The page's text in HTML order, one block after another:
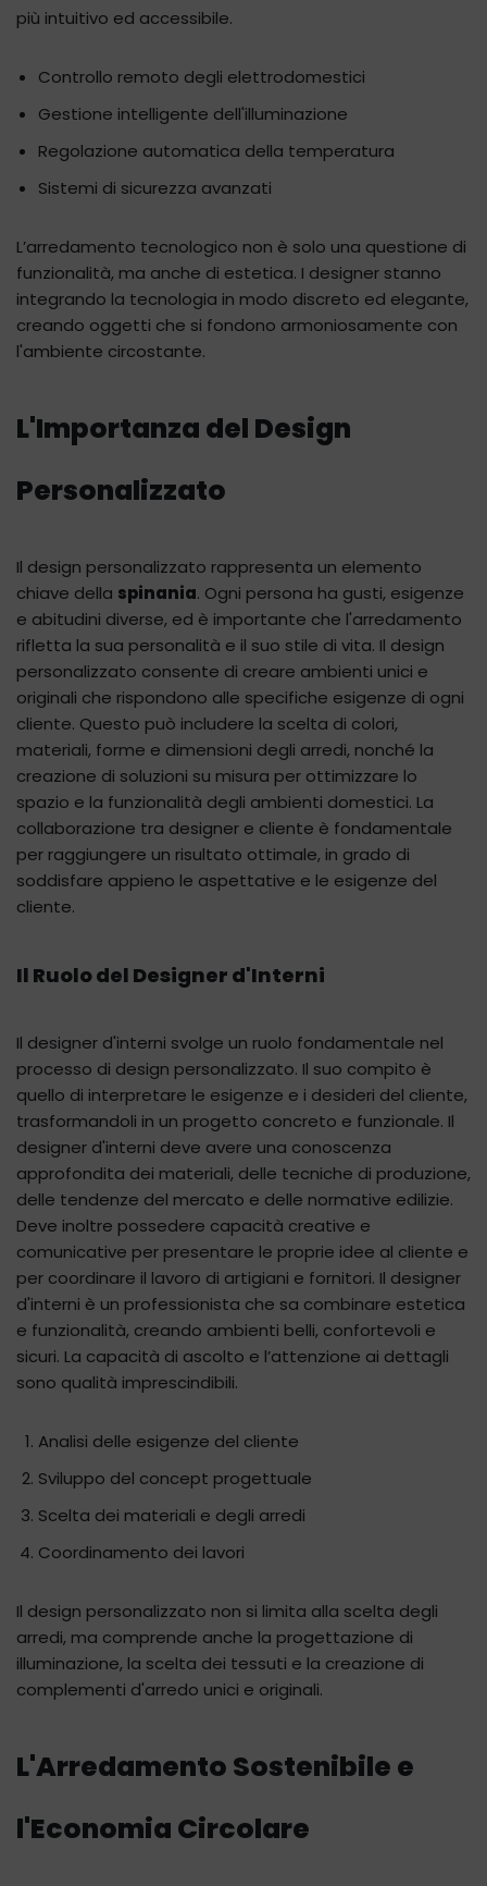
più intuitivo ed accessibile.
Controllo remoto degli elettrodomestici
Gestione intelligente dell'illuminazione
Regolazione automatica della temperatura
Sistemi di sicurezza avanzati
L’arredamento tecnologico non è solo una questione di
funzionalità, ma anche di estetica. I designer stanno
integrando la tecnologia in modo discreto ed elegante,
creando oggetti che si fondono armoniosamente con
l'ambiente circostante.
L'Importanza del Design
Personalizzato
Il design personalizzato rappresenta un elemento
chiave della spinania. Ogni persona ha gusti, esigenze
e abitudini diverse, ed è importante che l'arredamento
rifletta la sua personalità e il suo stile di vita. Il design
personalizzato consente di creare ambienti unici e
originali che rispondono alle specifiche esigenze di ogni
cliente. Questo può includere la scelta di colori,
materiali, forme e dimensioni degli arredi, nonché la
creazione di soluzioni su misura per ottimizzare lo
spazio e la funzionalità degli ambienti domestici. La
collaborazione tra designer e cliente è fondamentale
per raggiungere un risultato ottimale, in grado di
soddisfare appieno le aspettative e le esigenze del
cliente.
Il Ruolo del Designer d'Interni
Il designer d'interni svolge un ruolo fondamentale nel
processo di design personalizzato. Il suo compito è
quello di interpretare le esigenze e i desideri del cliente,
trasformandoli in un progetto concreto e funzionale. Il
designer d'interni deve avere una conoscenza
approfondita dei materiali, delle tecniche di produzione,
delle tendenze del mercato e delle normative edilizie.
Deve inoltre possedere capacità creative e
comunicative per presentare le proprie idee al cliente e
per coordinare il lavoro di artigiani e fornitori. Il designer
d'interni è un professionista che sa combinare estetica
e funzionalità, creando ambienti belli, confortevoli e
sicuri. La capacità di ascolto e l’attenzione ai dettagli
sono qualità imprescindibili.
Analisi delle esigenze del cliente
Sviluppo del concept progettuale
Scelta dei materiali e degli arredi
Coordinamento dei lavori
Il design personalizzato non si limita alla scelta degli
arredi, ma comprende anche la progettazione di
illuminazione, la scelta dei tessuti e la creazione di
complementi d'arredo unici e originali.
L'Arredamento Sostenibile e
l'Economia Circolare